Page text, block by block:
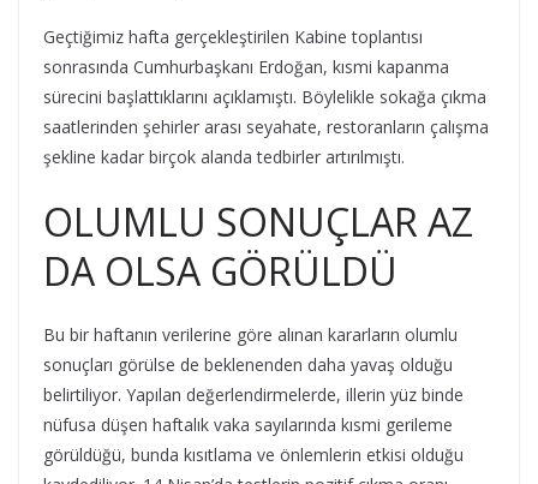
Geçtiğimiz hafta gerçekleştirilen Kabine toplantısı
sonrasında Cumhurbaşkanı Erdoğan, kısmi kapanma
sürecini başlattıklarını açıklamıştı. Böylelikle sokağa çıkma
saatlerinden şehirler arası seyahate, restoranların çalışma
şekline kadar birçok alanda tedbirler artırılmıştı.
OLUMLU SONUÇLAR AZ
DA OLSA GÖRÜLDÜ
Bu bir haftanın verilerine göre alınan kararların olumlu
sonuçları görülse de beklenenden daha yavaş olduğu
belirtiliyor. Yapılan değerlendirmelerde, illerin yüz binde
nüfusa düşen haftalık vaka sayılarında kısmi gerileme
görüldüğü, bunda kısıtlama ve önlemlerin etkisi olduğu